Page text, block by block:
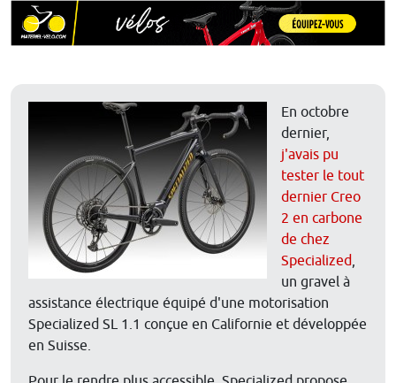
En octobre
dernier,
j'avais pu
tester le tout
dernier Creo
2 en carbone
de chez
Specialized,
un gravel à
assistance électrique équipé d'une motorisation
Specialized SL 1.1 conçue en Californie et développée
en Suisse.